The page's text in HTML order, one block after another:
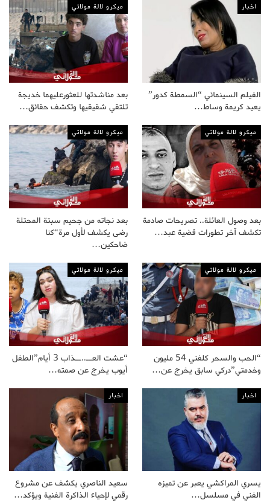
اخبار
الفيلم السينمائي “السمطة كدور”
يعيد كريمة وساط…
ميكرو لالة مولاتي
بعد مناشدتها للعثورعليهما خديجة
تلتقي شقيقيها وتكشف حقائق…
ميكرو لالة مولاتي
بعد وصول العائلة.. تصريحات صادمة
تكشف آخر تطورات قضية عبد…
ميكرو لالة مولاتي
بعد نجاته من جحيم سبتة المحتلة
رضى يكشف لأول مرة“كنا
ضاحكين…
ميكرو لالة مولاتي
“الحب والسحر كلفني 54 مليون
وخدمتي”دركي سابق يخرج عن…
ميكرو لالة مولاتي
“عشت العــ..ــذاب 3 أيام”الطفل
أيوب يخرج عن صمته…
اخبار
يسري المراكشي يعبر عن تميزه
الفني في مسلسل…
اخبار
سعيد الناصري يكشف عن مشروع
رقمي لإحياء الذاكرة الفنية ويؤكد…